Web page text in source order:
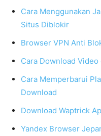
Cara Menggunakan
Situs Diblokir
Browser VPN Anti
Cara Download
Cara Memperbarui
Download
Download Waptrick
Yandex Browser